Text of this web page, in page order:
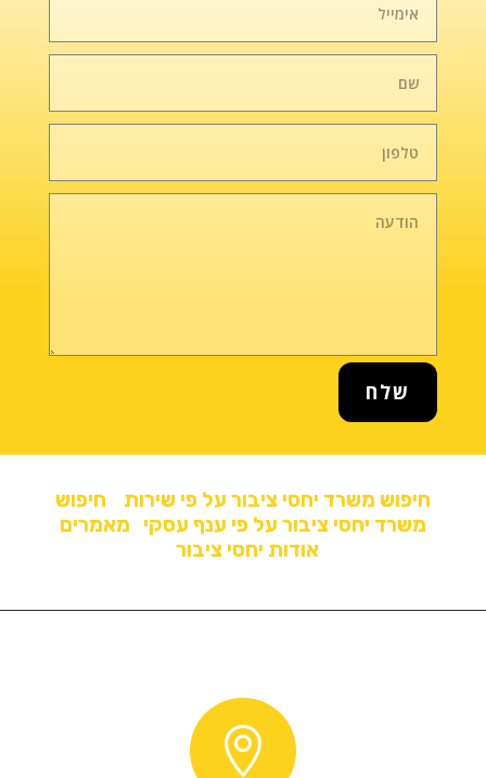
שלח
חיפוש משרד יחסי ציבור על פי שירות
חיפוש
משרד יחסי ציבור על פי ענף עסקי
מאמרים
אודות יחסי ציבור
